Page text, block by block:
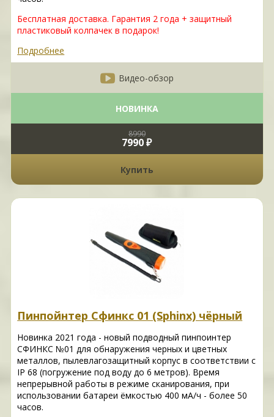
Бесплатная доставка. Гарантия 2 года + защитный
пластиковый колпачек в подарок!
Подробнее
Видео-обзор
НОВИНКА
8990
7990 ₽
Купить
Пинпойнтер Сфинкс 01 (Sphinx) чёрный
Новинка 2021 года - новый подводный пинпоинтер
СФИНКС №01 для обнаружения черных и цветных
металлов, пылевлагозащитный корпус в соответствии с
IP 68 (погружение под воду до 6 метров). Время
непрерывной работы в режиме сканирования, при
использовании батареи ёмкостью 400 мА/ч - более 50
часов.